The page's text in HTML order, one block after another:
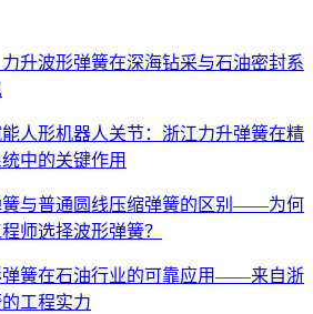
升波形弹簧在深海钻采与石油密封系
人形机器人关节：浙江力升弹簧在精
中的关键作用
簧与普通圆线压缩弹簧的区别——为何
师选择波形弹簧？
弹簧在石油行业的可靠应用——来自浙
工程实力